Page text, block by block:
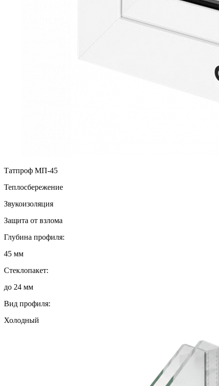
Татпроф МП-45
Теплосбережение
Звукоизоляция
Защита от взлома
Глубина профиля:
45 мм
Стеклопакет:
до 24 мм
Вид профиля:
Холодный